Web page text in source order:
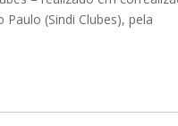
(Sindi Clubes), pela